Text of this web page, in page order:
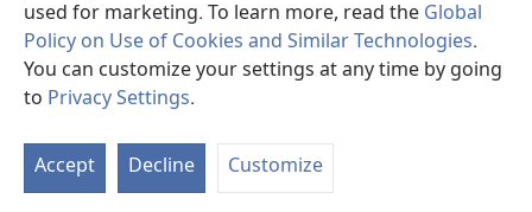
used for marketing. To learn more, read the Global
Policy on Use of Cookies and Similar Technologies.
You can customize your settings at any time by going
to Privacy Settings.
Accept Decline Customize
Copyright© 2026 Watch Tower Bible and Tract Society of Pennsylvania.
वापरण्याच्या अटी